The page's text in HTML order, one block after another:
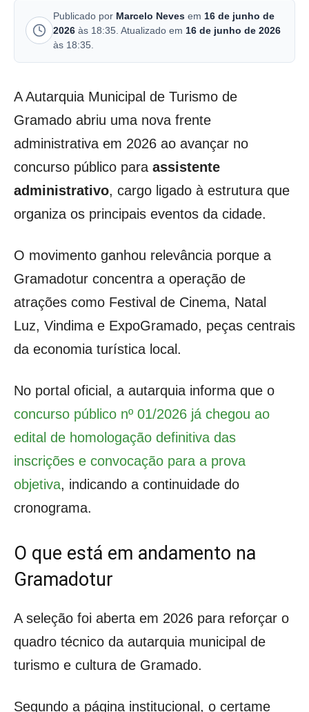
Publicado por Marcelo Neves em 16 de junho de
2026 às 18:35. Atualizado em 16 de junho de 2026
às 18:35.
A Autarquia Municipal de Turismo de
Gramado abriu uma nova frente
administrativa em 2026 ao avançar no
concurso público para assistente
administrativo, cargo ligado à estrutura que
organiza os principais eventos da cidade.
O movimento ganhou relevância porque a
Gramadotur concentra a operação de
atrações como Festival de Cinema, Natal
Luz, Vindima e ExpoGramado, peças centrais
da economia turística local.
No portal oficial, a autarquia informa que o
concurso público nº 01/2026 já chegou ao
edital de homologação definitiva das
inscrições e convocação para a prova
objetiva, indicando a continuidade do
cronograma.
O que está em andamento na
Gramadotur
A seleção foi aberta em 2026 para reforçar o
quadro técnico da autarquia municipal de
turismo e cultura de Gramado.
Segundo a página institucional, o certame